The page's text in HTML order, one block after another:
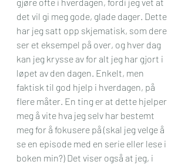
det vil gi meg gode, glade dager. Dette
har jeg satt opp skjematisk, som dere
ser et eksempel på over, og hver dag
kan jeg krysse av for alt jeg har gjort i
løpet av den dagen. Enkelt, men
faktisk til god hjelp i hverdagen, på
flere måter. En ting er at dette hjelper
meg å vite hva jeg selv har bestemt
meg for å fokusere på (skal jeg velge å
se en episode med en serie eller lese i
boken min?) Det viser også at jeg, i